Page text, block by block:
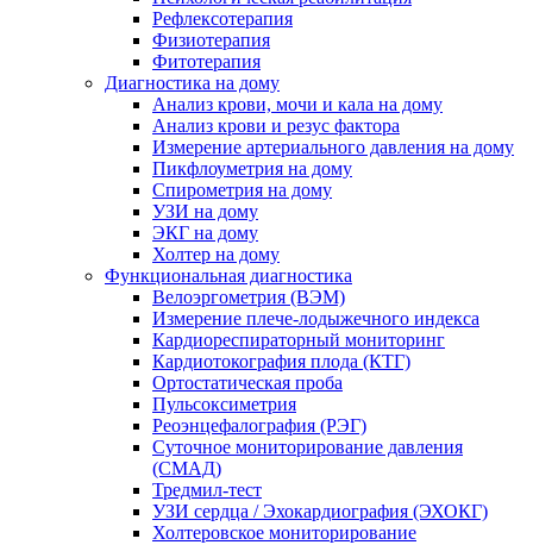
Рефлексотерапия
Физиотерапия
Фитотерапия
Диагностика на дому
Анализ крови, мочи и кала на дому
Анализ крови и резус фактора
Измерение артериального давления на дому
Пикфлоуметрия на дому
Спирометрия на дому
УЗИ на дому
ЭКГ на дому
Холтер на дому
Функциональная диагностика
Велоэргометрия (ВЭМ)
Измерение плече-лодыжечного индекса
Кардиореспираторный мониторинг
Кардиотокография плода (КТГ)
Ортостатическая проба
Пульсоксиметрия
Реоэнцефалография (РЭГ)
Суточное мониторирование давления
(СМАД)
Тредмил-тест
УЗИ сердца / Эхокардиография (ЭХОКГ)
Холтеровское мониторирование